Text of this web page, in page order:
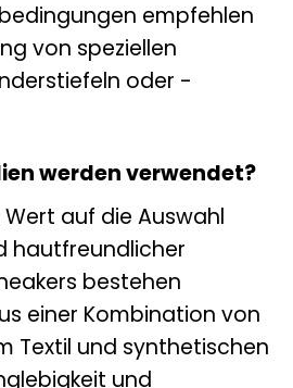
empfehlen
von speziellen
oder -
werden verwendet?
auf die Auswahl
hautfreundlicher
bestehen
einer Kombination von
Textil und synthetischen
und